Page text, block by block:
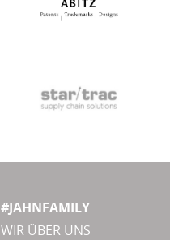
#JAHNFAMILY
WIR ÜBER UNS